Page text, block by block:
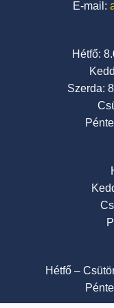
E-mail:
Hétfő:
Szerda:
Hétfő –